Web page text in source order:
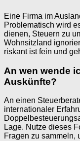
Eine Firma im
Problematisch wird
dienen, Steuern zu
Wohnsitzland
riskant ist fein und
An wen wende
Auskünfte?
An einen
internationaler
Lage. Nutze dieses
Fragen zu sammeln,